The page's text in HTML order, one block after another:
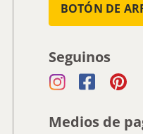
BOTÓN DE
Seguinos
Medios de